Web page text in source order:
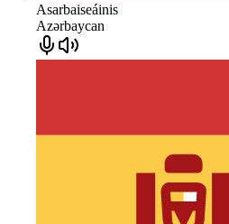
Asarbaiseáinis
Azərbaycan